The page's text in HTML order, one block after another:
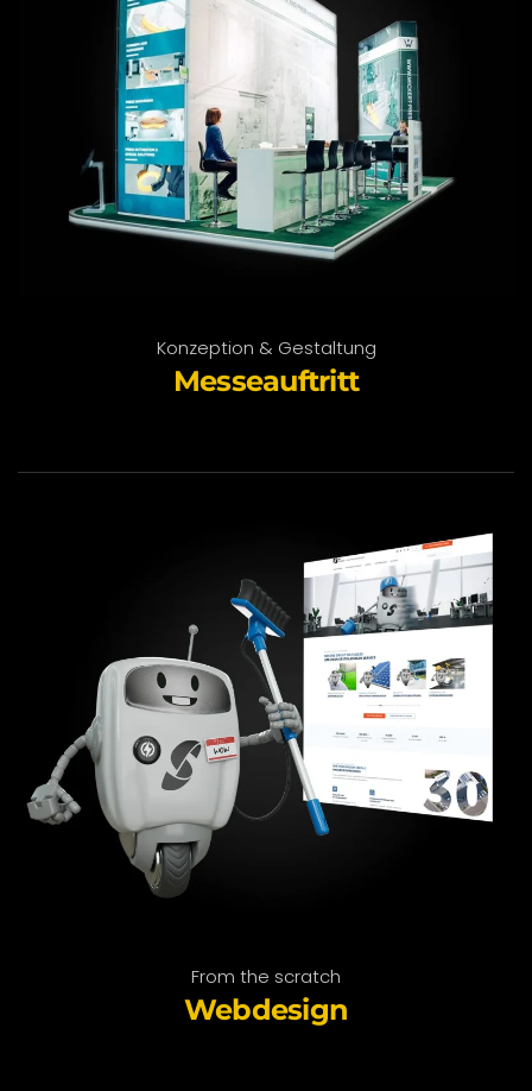
Konzeption & Gestaltung
Messeauftritt
From the scratch
Webdesign